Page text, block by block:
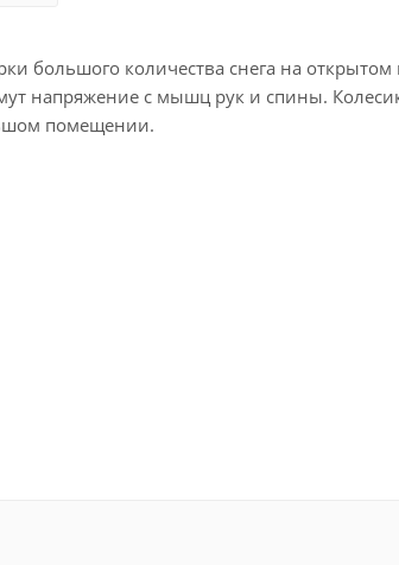
большого количества снега на открытом
напряжение с мышц рук и спины.
помещении.